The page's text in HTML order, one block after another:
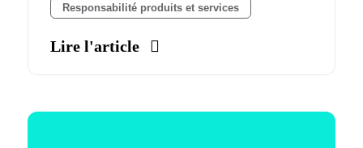
Responsabilité produits et services
Lire l'article